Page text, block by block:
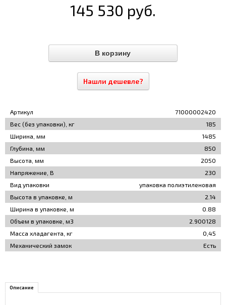
145 530 руб.
Нашли дешевле?
Артикул
71000002420
Вес (без упаковки), кг
185
Ширина, мм
1485
Глубина, мм
850
Высота, мм
2050
Напряжение, В
230
Вид упаковки
упаковка полиэтиленовая
Высота в упаковке, м
2.14
Ширина в упаковке, м
0.88
Объем в упаковке, м3
2.900128
Масса хладагента, кг
0,45
Механический замок
Есть
Описание